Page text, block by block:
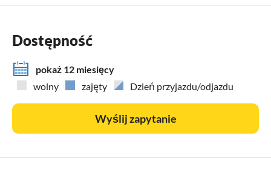
Dostępność
pokaż 12 miesięcy
wolny
zajęty Dzień przyjazdu/odjazdu
Wyślij zapytanie